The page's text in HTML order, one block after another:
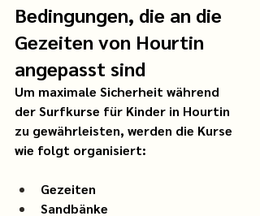
Bedingungen, die an die
Gezeiten von Hourtin
angepasst sind
Um maximale Sicherheit während
der Surfkurse für Kinder in Hourtin
zu gewährleisten, werden die Kurse
wie folgt organisiert:
Gezeiten
Sandbänke